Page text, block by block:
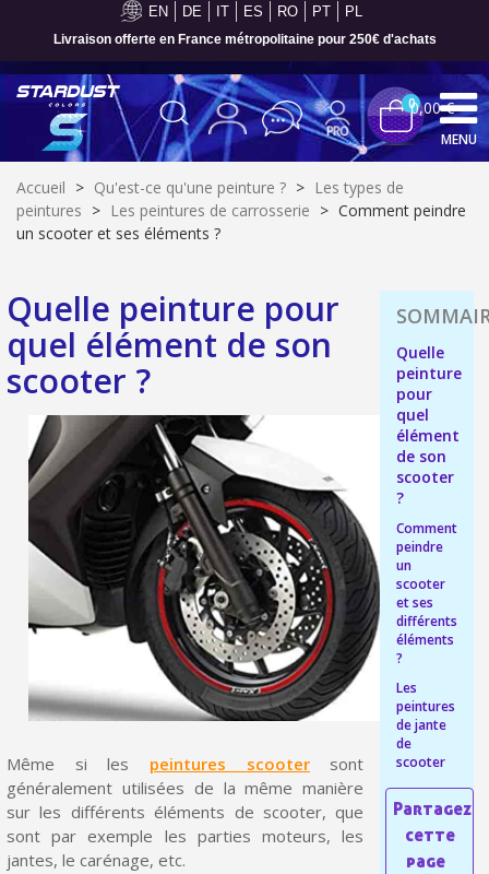
EN DE IT ES RO PT PL
Livraison offerte en France métropolitaine pour 250€ d'achats
Inscription à la newsletter : 5€ de réduction
Livraison sous 24 h en France Métropolitaine
Livraison offerte en France métropolitaine pour 250€ d'achats
Paiement en 4x sans frais dès 30€ d'achats
Votre devis en ligne en moins d'1 minute
Partagez vos créations et obtenez des bons d'achat
Gagnez des points de fidélité à chaque commande
Livraison sous 24 h en France Métropolitaine
Réduction de 5€ sur la première commande
10€ de bon d'achat pour chaque parrainage
Inscription à la newsletter : 5€ de réduction
00,00 €
MENU
Accueil > Qu'est-ce qu'une peinture ? > Les types de
peintures > Les peintures de carrosserie > Comment peindre
un scooter et ses éléments ?
Quelle peinture pour
quel élément de son
scooter ?
Même si les peintures scootersont
généralement utilisées de la même manière
sur les différents éléments de scooter, que
sont par exemple les parties moteurs, les
jantes, le carénage, etc.
Quelle
peinture
pour
quel
élément
de son
scooter
?
Comment
peindre
un
scooter
et ses
différents
éléments
?
Les
peintures
de jante
de
scooter